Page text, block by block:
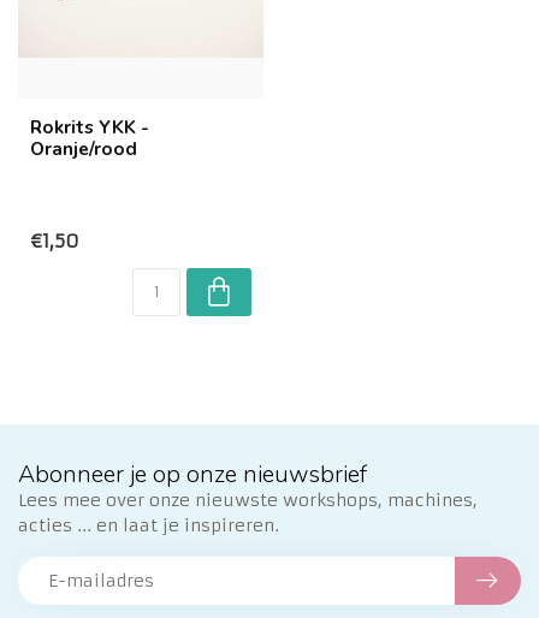
Rokrits YKK -
Oranje/rood
€1,50
Abonneer je op onze nieuwsbrief
Lees mee over onze nieuwste workshops, machines,
acties ... en laat je inspireren.